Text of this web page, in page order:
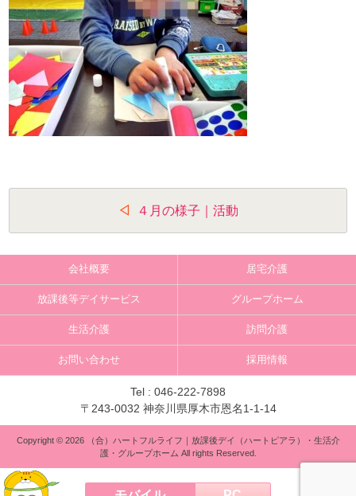
稿
ナ
ビ
ゲ
ン
４月の様子｜活動
会社概要 居宅介護
放課後等デイサービス グループホーム
生活介護 訪問介護
お問い合わせ 採用情報
Tel : 046-222-7898
〒243-0032 神奈川県厚木市恩名1-1-14
Copyright © 2026 （合）ハートフルライフ｜放課後デイ（ハートピアラ）・生活介
護・グループホーム All rights Reserved.